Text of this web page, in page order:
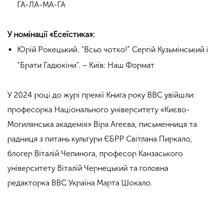
ГА-ЛА-МА-ГА
У номінації «Есеїстика»:
Юрій Рокецький. “Всьо чотко!” Сергій Кузьмінський і
“Брати Гадюкіни”. – Київ: Наш Формат
У 2024 році до журі премії Книга року ВВС увійшли:
професорка Національного університету «Києво-
Могилянська академія» Віра Агеєва, письменниця та
радниця з питань культури ЄБРР Світлана Пиркало,
блогер Віталій Чепинога, професор Канзаського
університету Віталій Чернецький та головна
редакторка BBC Україна Марта Шокало.